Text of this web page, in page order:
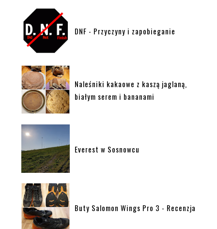
DNF - Przyczyny i zapobieganie
Naleśniki kakaowe z kaszą jaglaną,
białym serem i bananami
Everest w Sosnowcu
Buty Salomon Wings Pro 3 - Recenzja